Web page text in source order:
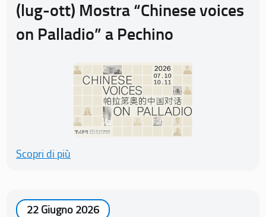
(lug-ott) Mostra “Chinese voices
on Palladio” a Pechino
Scopri di più
22 Giugno 2026